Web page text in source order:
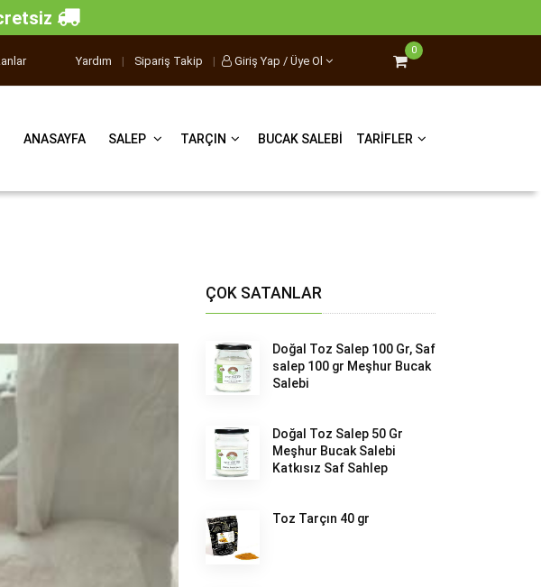
Yardım | Sipariş Takip | Giriş Yap / Üye Ol
0
ANASAYFA SALEP TARÇIN BUCAK SALEBI TARIFLER
ÇOK SATANLAR
Doğal Toz Salep 100 Gr, Saf
salep 100 gr Meşhur Bucak
Salebi
Doğal Toz Salep 50 Gr
Meşhur Bucak Salebi
Katkısız Saf Sahlep
Toz Tarçın 40 gr